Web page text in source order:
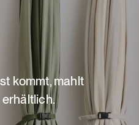
kommt, mahlt
erhältlich.